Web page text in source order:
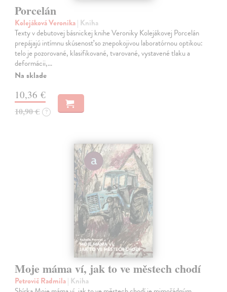
Porcelán
Kolejáková Veronika| Kniha
Texty v debutovej básnickej knihe Veroniky Kolejákovej Porcelán
prepájajú intímnu skúsenosť so znepokojivou laboratórnou optikou:
telo je pozorované, klasifikované, tvarované, vystavené tlaku a
deformácii,…
Na sklade
10,36 €
10,90 € ?
Moje máma ví, jak to ve městech chodí
Petrovič Radmila| Kniha